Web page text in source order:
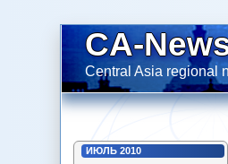
CA-
Central Asia regional
ИЮЛЬ 2010